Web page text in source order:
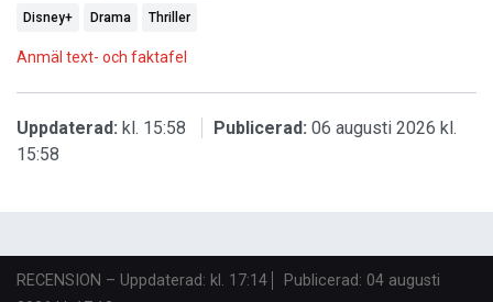
Disney+ Drama Thriller
Anmäl text- och faktafel
Uppdaterad: kl. 15:58 Publicerad: 06 augusti 2026 kl.
15:58
RECENSION – Uppdaterad: kl. 17:14 Publicerad: 04 augusti